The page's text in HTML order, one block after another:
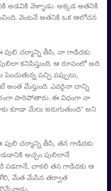
అడవికి వెళ్ళాడు. అక్కడ అతనికి
వెంటనే అతనికి ఒక ఆలోచన
పులి చర్మాన్ని తీసి, నా గాడిదకు
కనిపిస్తుంది. ఆ రూపంలో అది
పచ్చి పప్పులు,
అంత మేస్తుంది. ఎవరైనా దాన్ని
పారిపోతారు. ఈ విధంగా నా
కూడా మేలు జరుగుతుంది” అని
చర్మాన్ని తీసి, తన గాడిదకు
అచ్చం పులిలానే
పడగానే, చాకలి తన గాడిదకు ఆ
తోలి, మేత మేసిన తర్వాత